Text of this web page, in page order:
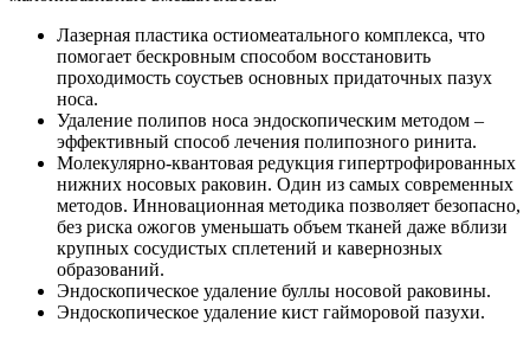
Лазерная пластика остиомеатального комплекса, что
помогает бескровным способом восстановить
проходимость соустьев основных придаточных пазух
носа.
Удаление полипов носа эндоскопическим методом –
эффективный способ лечения полипозного ринита.
Молекулярно-квантовая редукция гипертрофированных
нижних носовых раковин. Один из самых современных
методов. Инновационная методика позволяет безопасно,
без риска ожогов уменьшать объем тканей даже вблизи
крупных сосудистых сплетений и кавернозных
образований.
Эндоскопическое удаление буллы носовой раковины.
Эндоскопическое удаление кист гайморовой пазухи.